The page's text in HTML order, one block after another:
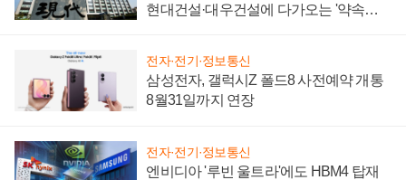
현대건설·대우건설에 다가오는 '약속의
전자·전기·정보통신
삼성전자, 갤럭시Z 폴드8 사전예약 개통
8월31일까지 연장
전자·전기·정보통신
엔비디아 '루빈 울트라'에도 HBM4 탑재